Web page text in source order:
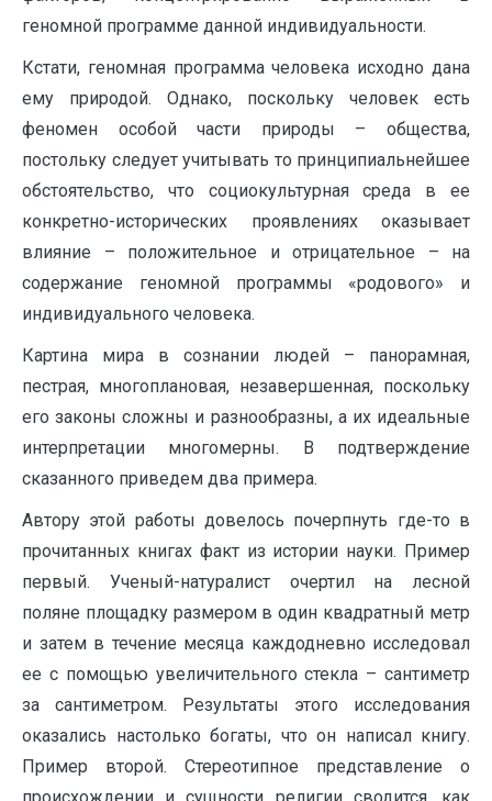
геномной программе данной индивидуальности.
Кстати, геномная программа человека исходно дана
ему природой. Однако, поскольку человек есть
феномен особой части природы – общества,
постольку следует учитывать то принципиальнейшее
обстоятельство, что социокультурная среда в ее
конкретно-исторических проявлениях оказывает
влияние – положительное и отрицательное – на
содержание геномной программы «родового» и
индивидуального человека.
Картина мира в сознании людей – панорамная,
пестрая, многоплановая, незавершенная, поскольку
его законы сложны и разнообразны, а их идеальные
интерпретации многомерны. В подтверждение
сказанного приведем два примера.
Автору этой работы довелось почерпнуть где-то в
прочитанных книгах факт из истории науки. Пример
первый. Ученый-натуралист очертил на лесной
поляне площадку размером в один квадратный метр
и затем в течение месяца каждодневно исследовал
ее с помощью увеличительного стекла – сантиметр
за сантиметром. Результаты этого исследования
оказались настолько богаты, что он написал книгу.
Пример второй. Стереотипное представление о